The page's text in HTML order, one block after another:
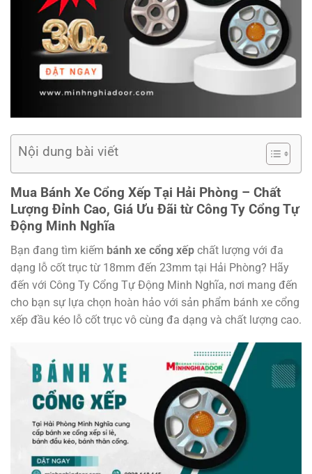
Nội dung bài viết
Mua Bánh Xe Cổng Xếp Tại Hải Phòng – Chất
Lượng Đỉnh Cao, Giá Ưu Đãi từ Công Ty Cổng Tự
Động Minh Nghĩa
Bạn đang tìm kiếm bánh xe cổng xếp chất lượng với đa
dạng lỗ cốt trục từ 18mm đến 23mm tại Hải Phòng? Hãy
đến với Công Ty Cổng Tự Động Minh Nghĩa, nơi mang đến
cho bạn sự lựa chọn hoàn hảo với sản phẩm bánh xe cổng
xếp đầu kéo lỗ cốt trục vô cùng đa dạng và chất lượng cao.